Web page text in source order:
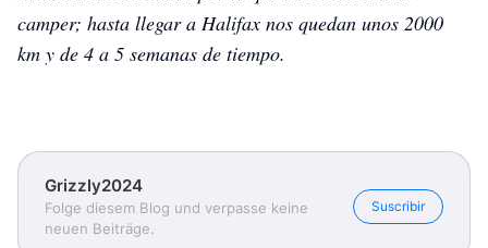
camper; hasta llegar a Halifax nos quedan unos 2000
km y de 4 a 5 semanas de tiempo.
Grizzly2024
Folge diesem Blog und verpasse keine
neuen Beiträge.
Suscribir